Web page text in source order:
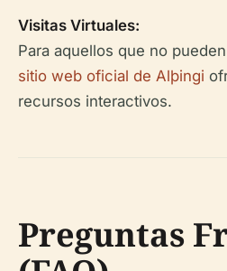
Visitas Virtuales:
Para aquellos que no
sitio web oficial de Alþingi
recursos interactivos.
Preguntas